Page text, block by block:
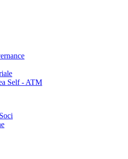
Self - ATM